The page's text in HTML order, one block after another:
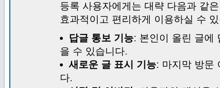
등록 사용자에게는 대략 다음과 같
효과적이고 편리하게 이용하실 수
답글 통보 기능: 본인이 올린 글에
을 수 있습니다.
새로운 글 표시 기능: 마지막 방문
다.